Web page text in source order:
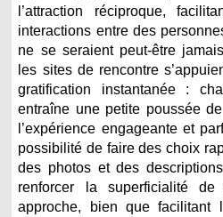
l’attraction réciproque,
interactions entre des
ne se seraient peut-être
les sites de rencontre
gratification instantanée :
entraîne une petite poussée
l’expérience engageante et
possibilité de faire des choix
des photos et des
renforcer la superficialité de
approche, bien que facilitant